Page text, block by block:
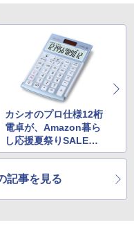
カシオのプロ仕様12桁
電卓が、Amazon暮ら
し応援夏祭りSALEで
安い！
記事を見る